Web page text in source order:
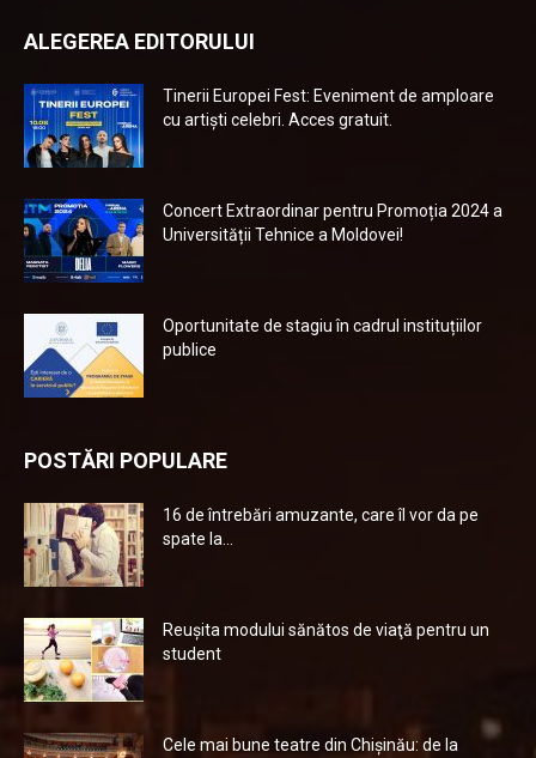
ALEGEREA EDITORULUI
Tinerii Europei Fest: Eveniment de amploare
cu artiști celebri. Acces gratuit.
Concert Extraordinar pentru Promoția 2024 a
Universității Tehnice a Moldovei!
Oportunitate de stagiu în cadrul instituțiilor
publice
POSTĂRI POPULARE
16 de întrebări amuzante, care îl vor da pe
spate la...
Reuşita modului sănătos de viaţă pentru un
student
Cele mai bune teatre din Chişinău: de la